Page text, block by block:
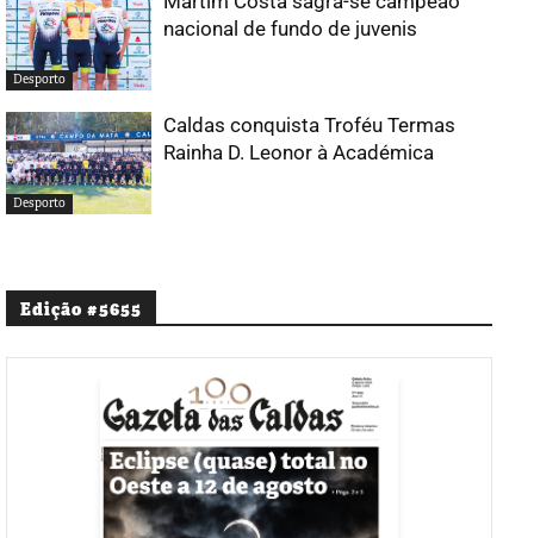
Desporto
nacional de fundo de juvenis
Desporto
Caldas conquista Troféu Termas
Rainha D. Leonor à Académica
Edição #5655